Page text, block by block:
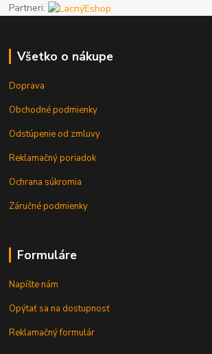
Partneri:
Všetko o nákupe
Doprava
Obchodné podmienky
Odstúpenie od zmluvy
Reklamačný poriadok
Ochrana súkromia
Záručné podmienky
Formuláre
Napíšte nám
Opýtať sa na dostupnosť
Reklamačný formulár